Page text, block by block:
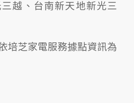
越、台南新天地新光三
培芝家電服務據點資訊為